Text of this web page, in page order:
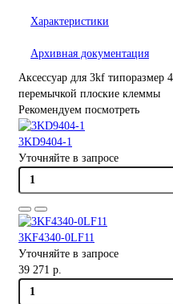
Характеристики
Архивная документация
Аксессуар для 3kf типоразмер
перемычкой плоские клеммы
Рекомендуем посмотреть
3KD9404-1
Уточняйте в запросе
3KF4340-0LF11
Уточняйте в запросе
39 271 р.